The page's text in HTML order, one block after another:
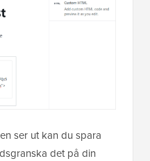
ser ut kan du spara